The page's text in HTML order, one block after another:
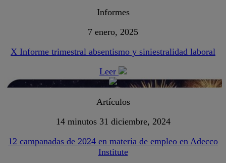
Informes
7 enero, 2025
X Informe trimestral absentismo y siniestralidad laboral
Leer
Artículos
14 minutos 31 diciembre, 2024
12 campanadas de 2024 en materia de empleo en Adecco
Institute